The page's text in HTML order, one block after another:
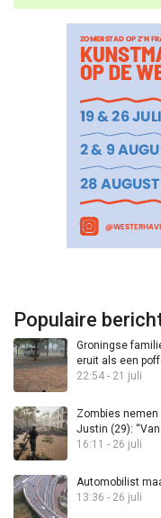
Populaire
Groningse
eruit als een
22:54 - 21 juli
Zombies nemen
Justin (29):
16:11 - 26 juli
Automobilist
13:36 - 26 juli